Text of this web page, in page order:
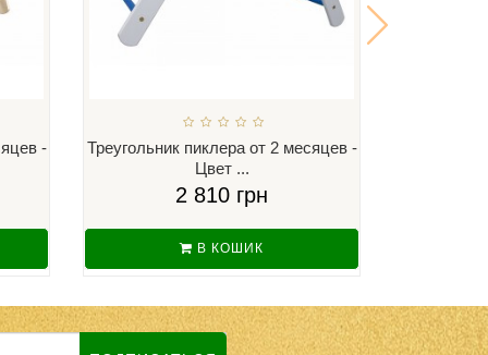
-
Треугольник пиклера от 2 месяцев -
Цвет ...
2 810 грн
В КОШИК